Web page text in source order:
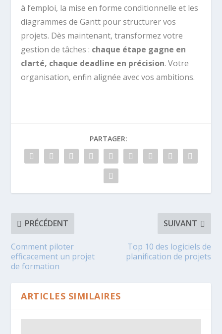
à l’emploi, la mise en forme conditionnelle et les
diagrammes de Gantt pour structurer vos
projets. Dès maintenant, transformez votre
gestion de tâches : chaque étape gagne en
clarté, chaque deadline en précision. Votre
organisation, enfin alignée avec vos ambitions.
PARTAGER:
PRÉCÉDENT
Comment piloter
efficacement un projet
de formation
SUIVANT
Top 10 des logiciels de
planification de projets
ARTICLES SIMILAIRES